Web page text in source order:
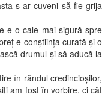
s-ar cuveni să fie grija
o cale mai sigură spre
e conştiinţa curată şi o
drumul şi să aducă la
în rândul credincioşilor,
am fost în vorbire, ci cât